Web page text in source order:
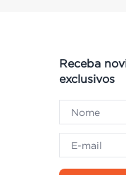
Receba
exclusivos